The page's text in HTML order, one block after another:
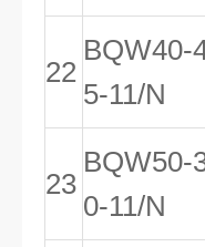
22
BQW40-
5-11/N
23
BQW50-
0-11/N